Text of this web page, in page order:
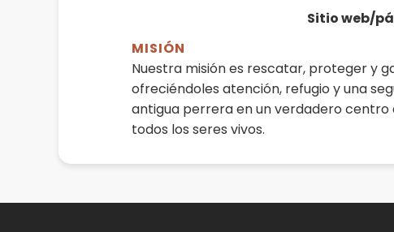
Sitio web/
MISIÓN
Nuestra misión es rescatar, proteger y
ofreciéndoles atención, refugio y una
antigua perrera en un verdadero centro
todos los seres vivos.